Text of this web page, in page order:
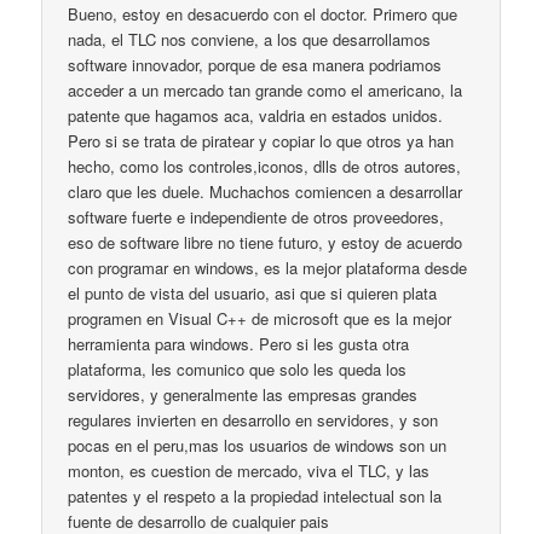
Bueno, estoy en desacuerdo con el doctor. Primero que
nada, el TLC nos conviene, a los que desarrollamos
software innovador, porque de esa manera podriamos
acceder a un mercado tan grande como el americano, la
patente que hagamos aca, valdria en estados unidos.
Pero si se trata de piratear y copiar lo que otros ya han
hecho, como los controles,iconos, dlls de otros autores,
claro que les duele. Muchachos comiencen a desarrollar
software fuerte e independiente de otros proveedores,
eso de software libre no tiene futuro, y estoy de acuerdo
con programar en windows, es la mejor plataforma desde
el punto de vista del usuario, asi que si quieren plata
programen en Visual C++ de microsoft que es la mejor
herramienta para windows. Pero si les gusta otra
plataforma, les comunico que solo les queda los
servidores, y generalmente las empresas grandes
regulares invierten en desarrollo en servidores, y son
pocas en el peru,mas los usuarios de windows son un
monton, es cuestion de mercado, viva el TLC, y las
patentes y el respeto a la propiedad intelectual son la
fuente de desarrollo de cualquier pais